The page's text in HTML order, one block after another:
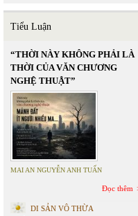
Tiểu Luận
“THỜI NÀY KHÔNG PHẢI LÀ
THỜI CỦA VĂN CHƯƠNG
NGHỆ THUẬT”
MAI AN NGUYỄN ANH TUẤN
Đọc thêm
DI SẢN VÔ THỪA